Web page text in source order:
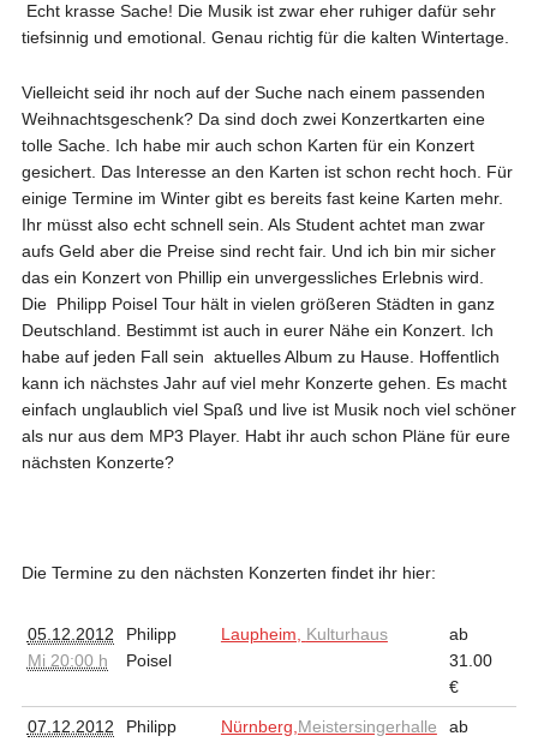
Echt krasse Sache! Die Musik ist zwar eher ruhiger dafür sehr
tiefsinnig und emotional. Genau richtig für die kalten Wintertage.
Vielleicht seid ihr noch auf der Suche nach einem passenden
Weihnachtsgeschenk? Da sind doch zwei Konzertkarten eine
tolle Sache. Ich habe mir auch schon Karten für ein Konzert
gesichert. Das Interesse an den Karten ist schon recht hoch. Für
einige Termine im Winter gibt es bereits fast keine Karten mehr.
Ihr müsst also echt schnell sein. Als Student achtet man zwar
aufs Geld aber die Preise sind recht fair. Und ich bin mir sicher
das ein Konzert von Phillip ein unvergessliches Erlebnis wird.
Die Philipp Poisel Tour hält in vielen größeren Städten in ganz
Deutschland. Bestimmt ist auch in eurer Nähe ein Konzert. Ich
habe auf jeden Fall sein aktuelles Album zu Hause. Hoffentlich
kann ich nächstes Jahr auf viel mehr Konzerte gehen. Es macht
einfach unglaublich viel Spaß und live ist Musik noch viel schöner
als nur aus dem MP3 Player. Habt ihr auch schon Pläne für eure
nächsten Konzerte?
Die Termine zu den nächsten Konzerten findet ihr hier:
05.12.2012
Mi 20:00 h
Philipp
Poisel
Laupheim, Kulturhaus
ab
31.00
€
07.12.2012
Philipp
Nürnberg, Meistersingerhalle
ab